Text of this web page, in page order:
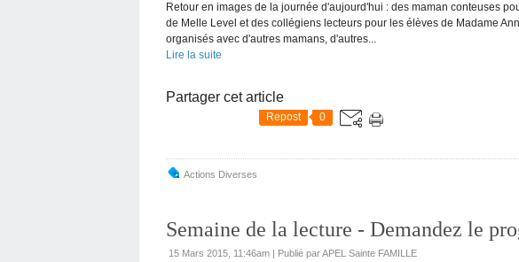
Retour en images de la journée d'aujourd'hui : des maman conteuses
de Melle Level et des collégiens lecteurs pour les élèves de Madame
organisés avec d'autres mamans, d'autres...
Lire la suite
Partager cet article
Repost 0
Actions Diverses
Semaine de la lecture - Demandez le
15 Mars 2015, 11:46am | Publié par APEL Sainte FAMILLE